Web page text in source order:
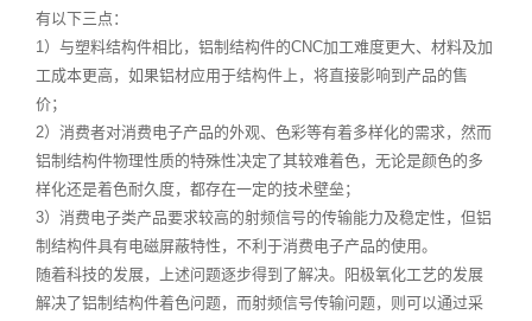
有以下三点：
1）与塑料结构件相比，铝制结构件的CNC加工难度更大、材料及加
工成本更高，如果铝材应用于结构件上，将直接影响到产品的售
价；
2）消费者对消费电子产品的外观、色彩等有着多样化的需求，然而
铝制结构件物理性质的特殊性决定了其较难着色，无论是颜色的多
样化还是着色耐久度，都存在一定的技术壁垒；
3）消费电子类产品要求较高的射频信号的传输能力及稳定性，但铝
制结构件具有电磁屏蔽特性，不利于消费电子产品的使用。
随着科技的发展，上述问题逐步得到了解决。阳极氧化工艺的发展
解决了铝制结构件着色问题，而射频信号传输问题，则可以通过采